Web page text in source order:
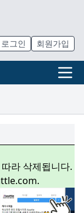
로그인 회원가입
따라 삭제됩니다.